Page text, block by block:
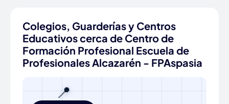
Colegios, Guarderías y Centros
Educativos cerca de Centro de
Formación Profesional Escuela de
Profesionales Alcazarén - FPAspasia
📍